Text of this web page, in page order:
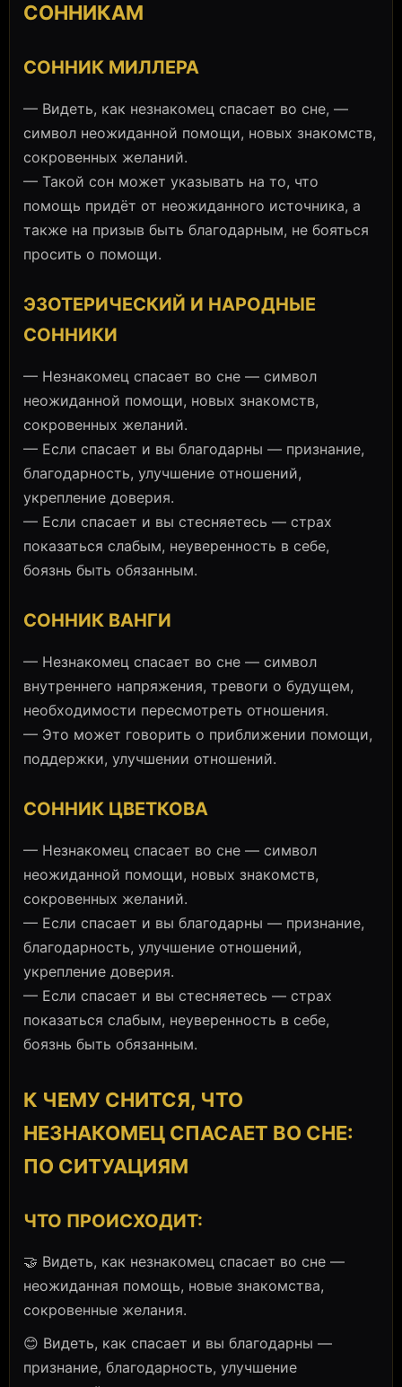
СОННИКАМ
СОННИК МИЛЛЕРА
— Видеть, как незнакомец спасает во сне, —
символ неожиданной помощи, новых знакомств,
сокровенных желаний.
— Такой сон может указывать на то, что
помощь придёт от неожиданного источника, а
также на призыв быть благодарным, не бояться
просить о помощи.
ЭЗОТЕРИЧЕСКИЙ И НАРОДНЫЕ
СОННИКИ
— Незнакомец спасает во сне — символ
неожиданной помощи, новых знакомств,
сокровенных желаний.
— Если спасает и вы благодарны — признание,
благодарность, улучшение отношений,
укрепление доверия.
— Если спасает и вы стесняетесь — страх
показаться слабым, неуверенность в себе,
боязнь быть обязанным.
СОННИК ВАНГИ
— Незнакомец спасает во сне — символ
внутреннего напряжения, тревоги о будущем,
необходимости пересмотреть отношения.
— Это может говорить о приближении помощи,
поддержки, улучшении отношений.
СОННИК ЦВЕТКОВА
— Незнакомец спасает во сне — символ
неожиданной помощи, новых знакомств,
сокровенных желаний.
— Если спасает и вы благодарны — признание,
благодарность, улучшение отношений,
укрепление доверия.
— Если спасает и вы стесняетесь — страх
показаться слабым, неуверенность в себе,
боязнь быть обязанным.
К ЧЕМУ СНИТСЯ, ЧТО
НЕЗНАКОМЕЦ СПАСАЕТ ВО СНЕ:
ПО СИТУАЦИЯМ
ЧТО ПРОИСХОДИТ:
🤝 Видеть, как незнакомец спасает во сне —
неожиданная помощь, новые знакомства,
сокровенные желания.
😊 Видеть, как спасает и вы благодарны —
признание, благодарность, улучшение